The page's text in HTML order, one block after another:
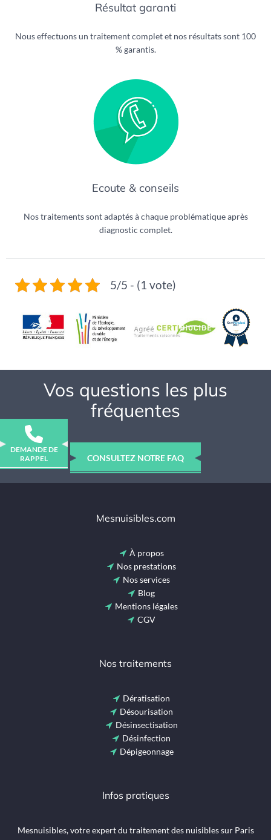
Résultat garanti
Nous effectuons un traitement complet et nos résultats sont 100
% garantis.
Ecoute & conseils
Nos traitements sont adaptés à chaque problématique après
diagnostic complet.
5/5 - (1 vote)
Vos questions les plus
fréquentes
CONSULTEZ NOTRE FAQ
Mesnuisibles.com
À propos
Nos prestations
Nos services
Blog
Mentions légales
CGV
Nos traitements
Dératisation
Désourisation
Désinsectisation
Désinfection
Dépigeonnage
Infos pratiques
Mesnuisibles, votre expert du traitement des nuisibles sur Paris
DEMANDE DE
RAPPEL